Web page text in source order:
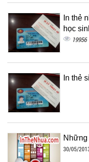
In thẻ
học
19956
In thẻ
Những
30/05/